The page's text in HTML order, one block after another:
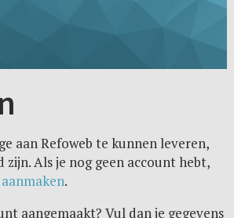
aan Refoweb te kunnen leveren,
zijn. Als je nog geen account hebt,
.
aangemaakt? Vul dan je gegevens